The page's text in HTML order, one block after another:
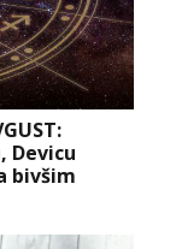
Devicu
bivšim